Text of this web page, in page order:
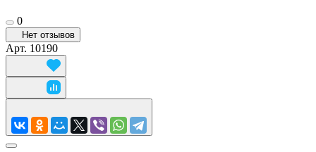
0
Нет отзывов
Арт. 10190